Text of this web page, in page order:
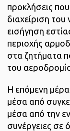
προκλήσεις
διαχείριση
εισήγηση
περιοχής
στα ζητήματα
του
Η επόμενη μέρα
μέσα από
μέσα από την
συνέργειες σε